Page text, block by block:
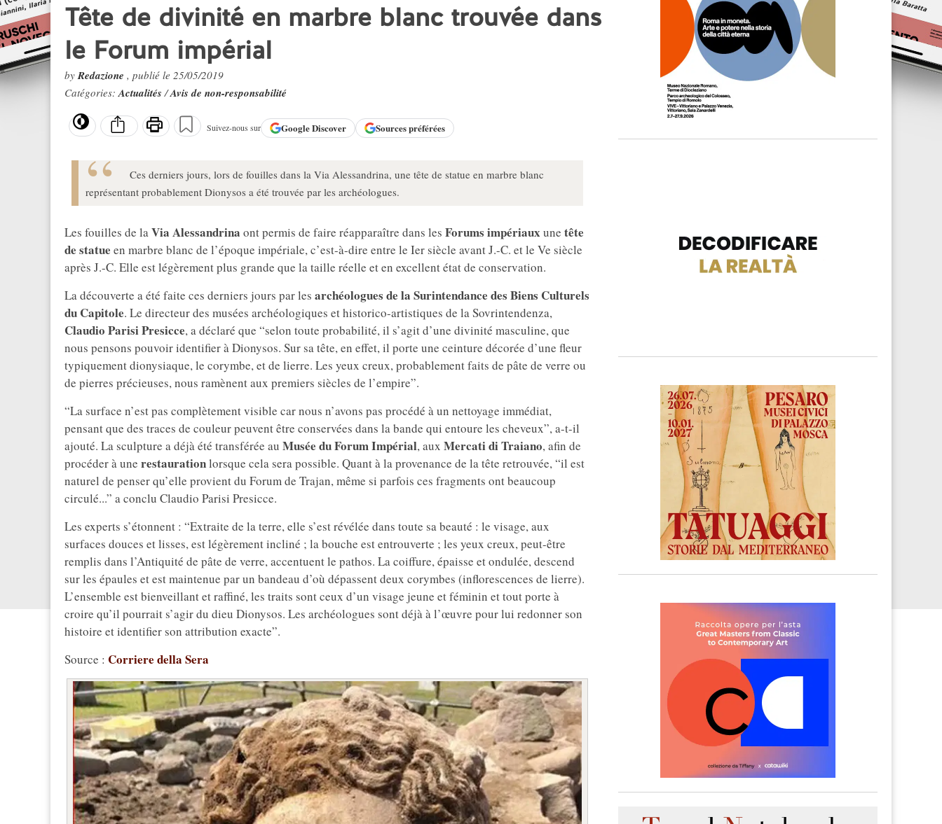
Tête de divinité en marbre blanc trouvée dans
le Forum impérial
byRedazione , publié le 25/05/2019
Catégories:Actualités/Avis de non-responsabilité
Suivez-nous sur GoogleDiscover Sources préférées
Ces derniers jours, lors de fouilles dans la Via Alessandrina, une tête de statue en marbre blanc
représentant probablement Dionysos a été trouvée par les archéologues.
Les fouilles de laVia Alessandrina ont permis de faire réapparaître dans les Forums impériaux une tête
de statue en marbre blanc de l’époque impériale, c’est-à-dire entre le Ier siècle avant J.-C. et le Ve siècle
après J.-C. Elle est légèrement plus grande que la taille réelle et en excellent état de conservation.
La découverte a été faite ces derniers jours par les archéologues de la Surintendance des Biens Culturels
du Capitole. Le directeur des musées archéologiques et historico-artistiques de la Sovrintendenza,
Claudio Parisi Presicce, a déclaré que “selon toute probabilité, il s’agit d’une divinité masculine, que
nous pensons pouvoir identifier à Dionysos. Sur sa tête, en effet, il porte une ceinture décorée d’une fleur
typiquement dionysiaque, le corymbe, et de lierre. Les yeux creux, probablement faits de pâte de verre ou
de pierres précieuses, nous ramènent aux premiers siècles de l’empire”.
“La surface n’est pas complètement visible car nous n’avons pas procédé à un nettoyage immédiat,
pensant que des traces de couleur peuvent être conservées dans la bande qui entoure les cheveux”, a-t-il
ajouté. La sculpture a déjà été transférée au Musée du Forum Impérial, aux Mercati di Traiano, afin de
procéder à une restaurationlorsque cela sera possible. Quant à la provenance de la tête retrouvée, “il est
naturel de penser qu’elle provient du Forum de Trajan, même si parfois ces fragments ont beaucoup
circulé...” a conclu Claudio Parisi Presicce.
Les experts s’étonnent : “Extraite de la terre, elle s’est révélée dans toute sa beauté : le visage, aux
surfaces douces et lisses, est légèrement incliné ; la bouche est entrouverte ; les yeux creux, peut-être
remplis dans l’Antiquité de pâte de verre, accentuent le pathos. La coiffure, épaisse et ondulée, descend
sur les épaules et est maintenue par un bandeau d’où dépassent deux corymbes (inflorescences de lierre).
L’ensemble est bienveillant et raffiné, les traits sont ceux d’un visage jeune et féminin et tout porte à
croire qu’il pourrait s’agir du dieu Dionysos. Les archéologues sont déjà à l’œuvre pour lui redonner son
histoire et identifier son attribution exacte”.
Source : Corriere della Sera